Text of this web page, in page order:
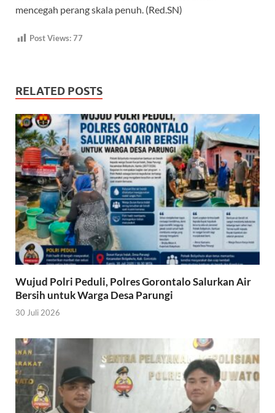
mencegah perang skala penuh. (Red.SN)
Post Views:77
RELATED POSTS
Wujud Polri Peduli, Polres Gorontalo Salurkan Air
Bersih untuk Warga Desa Parungi
30 Juli 2026